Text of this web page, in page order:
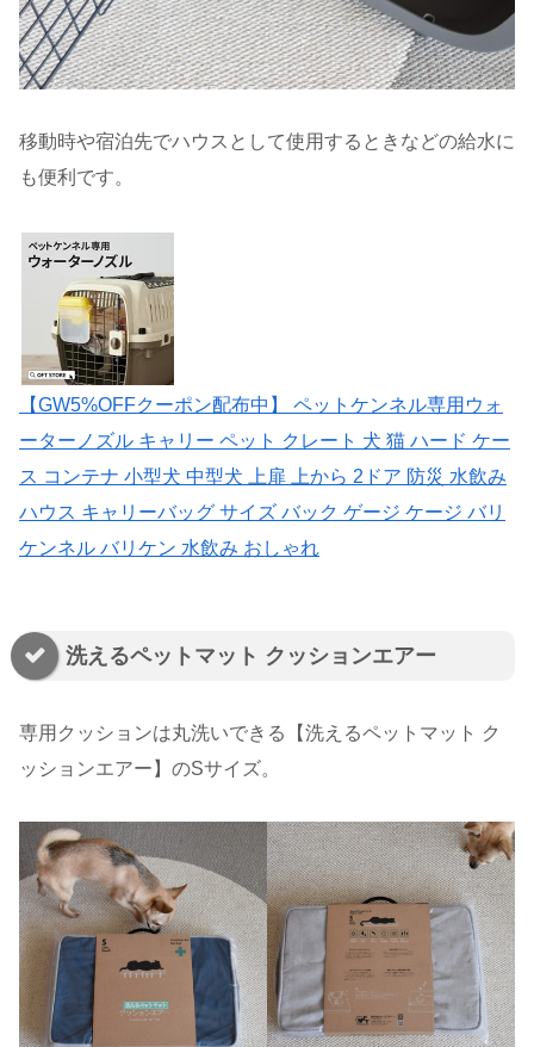
移動時や宿泊先でハウスとして使用するときなどの給水に
も便利です。
【GW5%OFFクーポン配布中】 ペットケンネル専用ウォ
ーターノズル キャリー ペット クレート 犬 猫 ハード ケー
ス コンテナ 小型犬 中型犬 上扉 上から 2ドア 防災 水飲み
ハウス キャリーバッグ サイズ バック ゲージ ケージ バリ
ケンネル バリケン 水飲み おしゃれ
洗えるペットマット クッションエアー
専用クッションは丸洗いできる【洗えるペットマット ク
ッションエアー】のSサイズ。